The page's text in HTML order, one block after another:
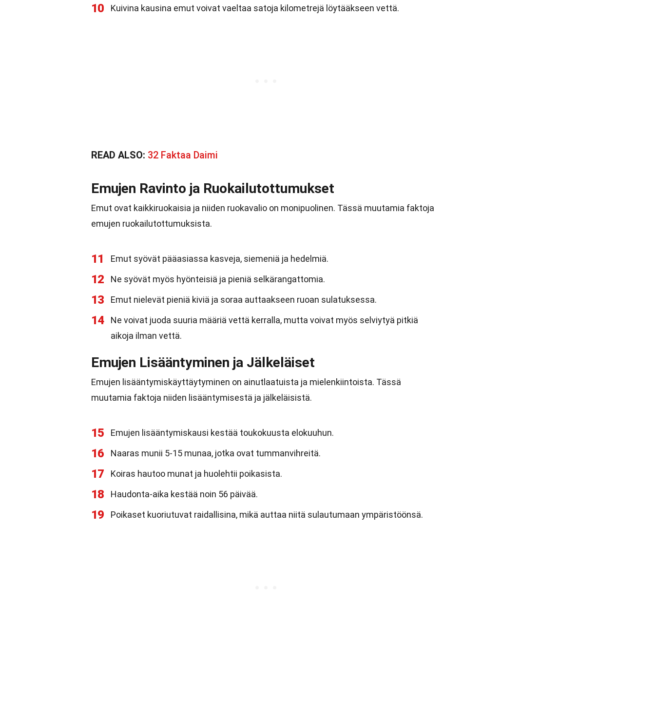
10 Kuivina kausina emut voivat vaeltaa satoja kilometrejä löytääkseen vettä.
READ ALSO: 32 Faktaa Daimi
Emujen Ravinto ja Ruokailutottumukset
Emut ovat kaikkiruokaisia ja niiden ruokavalio on monipuolinen. Tässä muutamia faktoja
emujen ruokailutottumuksista.
11 Emut syövät pääasiassa kasveja, siemeniä ja hedelmiä.
12 Ne syövät myös hyönteisiä ja pieniä selkärangattomia.
13 Emut nielevät pieniä kiviä ja soraa auttaakseen ruoan sulatuksessa.
14
Ne voivat juoda suuria määriä vettä kerralla, mutta voivat myös selviytyä pitkiä
aikoja ilman vettä.
Emujen Lisääntyminen ja Jälkeläiset
Emujen lisääntymiskäyttäytyminen on ainutlaatuista ja mielenkiintoista. Tässä
muutamia faktoja niiden lisääntymisestä ja jälkeläisistä.
15 Emujen lisääntymiskausi kestää toukokuusta elokuuhun.
16 Naaras munii 5-15 munaa, jotka ovat tummanvihreitä.
17 Koiras hautoo munat ja huolehtii poikasista.
18 Haudonta-aika kestää noin 56 päivää.
19 Poikaset kuoriutuvat raidallisina, mikä auttaa niitä sulautumaan ympäristöönsä.